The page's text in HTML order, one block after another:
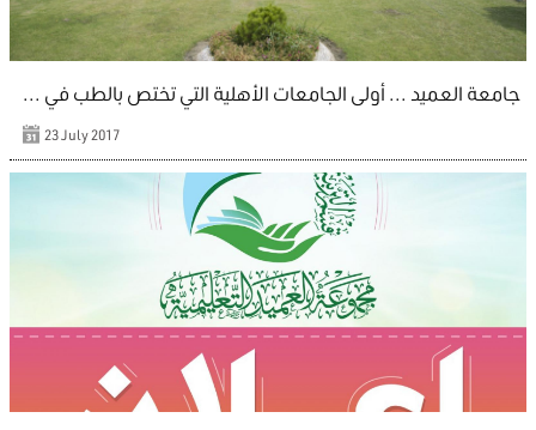
جامعة العميد ... أولى الجامعات الأهلية التي تختص بالطب في ...
23 July 2017